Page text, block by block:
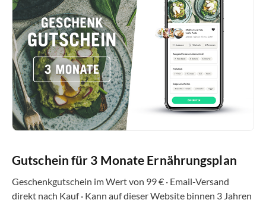
Gutschein für 3 Monate Ernährungsplan
Geschenkgutschein im Wert von 99 € · Email-Versand
direkt nach Kauf · Kann auf dieser Website binnen 3 Jahren